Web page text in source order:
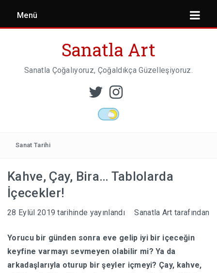
Menü
MIMARI
HABERLER
Sanatla Art
Sanatla Çoğalıyoruz, Çoğaldıkça Güzelleşiyoruz.
Sanat Tarihi
Kahve, Çay, Bira… Tablolarda
İçecekler!
28 Eylül 2019 tarihinde yayınlandı Sanatla Art tarafından
Yorucu bir günden sonra eve gelip iyi bir içeceğin
keyfine varmayı sevmeyen olabilir mi? Ya da
arkadaşlarıyla oturup bir şeyler içmeyi? Çay, kahve,